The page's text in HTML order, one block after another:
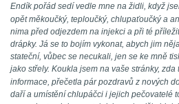
Endík pořád sedí vedle mne na židli, když
opět měkoučký, teploučký, chlupaťoučký a
nima před odjezdem na injekci a při té
drápky. Já se to bojím vykonat, abych jim
stateční, vůbec se necukali, jen se ke mně
jako střely. Koukla jsem na vaše stránky,
informace, přečetla pár pozdravů z nových
daří a umístění chlupáčci i jejich pečovatelé